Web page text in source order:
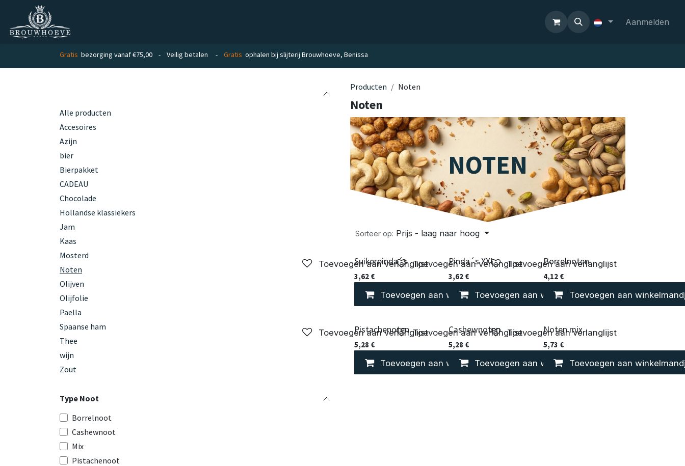
Overslaan naar inhoud
Aanmelden
Gratis bezorging vanaf €75,00 - Veilig betalen - Gratis ophalen bij slijterij Brouwhoeve, Benissa
Alle producten
Accesoires
Azijn
bier
Bierpakket
CADEAU
Chocolade
Hollandse klassiekers
Jam
Kaas
Mosterd
Noten
Olijven
Olijfolie
Paella
Spaanse ham
Thee
wijn
Zout
Type Noot
Borrelnoot
Cashewnoot
Mix
Pistachenoot
Producten Noten
Noten
NOTEN
Sorteer op: Prijs - laag naar hoog
Suikerpinda´s
3,62 €
Toevoegen aan winkelmandje Vergelijken
Toevoegen aan verlanglijst Pinda´s XXL
3,62 €
Toevoegen aan winkelmandje Vergelijken
Toevoegen aan verlanglijst Borrelnoten
4,12€
Toevoegen aan
Toevoegen aan verlanglijst
Pistachenoten
5,28 €
Toevoegen aan winkelmandje Vergelijken
Toevoegen aan verlanglijst Cashewnoten
5,28 €
Toevoegen aan winkelmandje Vergelijken
Toevoegen aan verlanglijst Noten mix
5,73 €
Toevoegen aan
Toevoegen aan verlanglijst